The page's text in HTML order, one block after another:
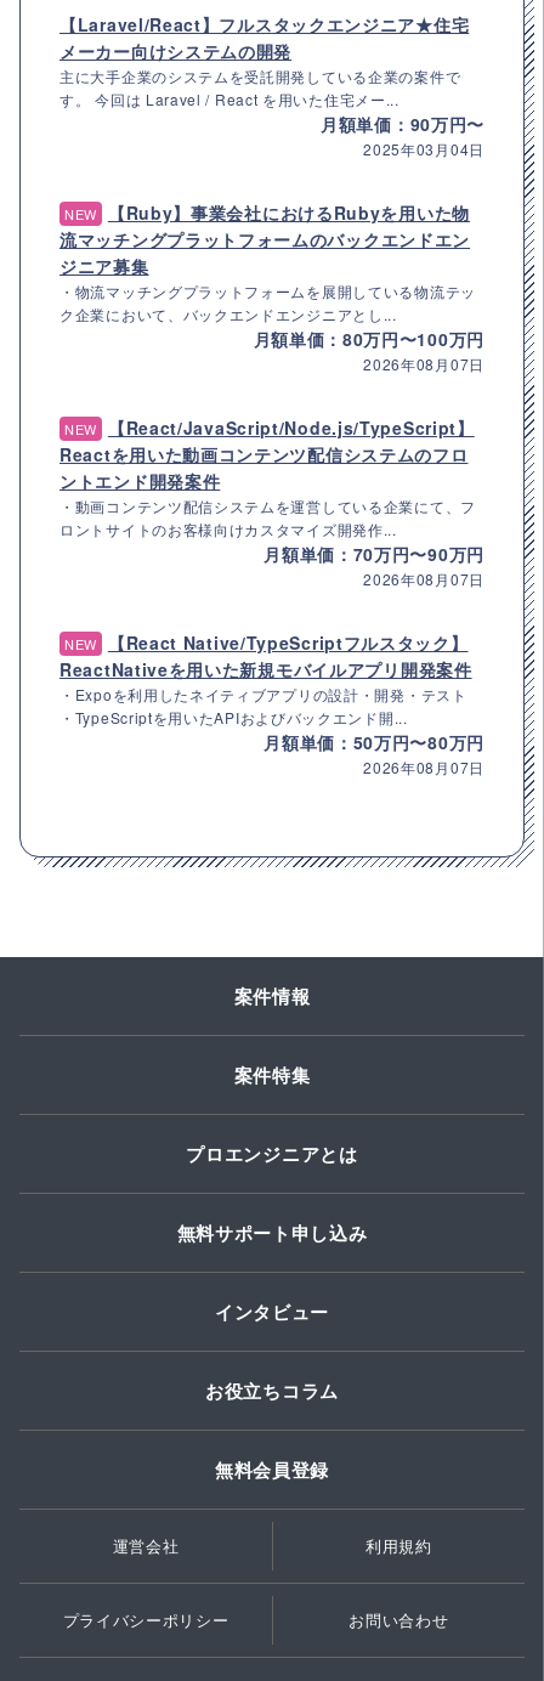
【Laravel/React】フルスタックエンジニア★住宅
メーカー向けシステムの開発
主に大手企業のシステムを受託開発している企業の案件で
す。 今回は Laravel / React を用いた住宅メー...
月額単価：90万円〜
2025年03月04日
NEW
【Ruby】事業会社におけるRubyを用いた物
流マッチングプラットフォームのバックエンドエン
ジニア募集
・物流マッチングプラットフォームを展開している物流テッ
ク企業において、バックエンドエンジニアとし...
月額単価：80万円〜100万円
2026年08月07日
NEW
【React/JavaScript/Node.js/TypeScript】
Reactを用いた動画コンテンツ配信システムのフロ
ントエンド開発案件
・動画コンテンツ配信システムを運営している企業にて、フ
ロントサイトのお客様向けカスタマイズ開発作...
月額単価：70万円〜90万円
2026年08月07日
NEW
【React Native/TypeScriptフルスタック】
ReactNativeを用いた新規モバイルアプリ開発案件
・Expoを利用したネイティブアプリの設計・開発・テスト
・TypeScriptを用いたAPIおよびバックエンド開...
月額単価：50万円〜80万円
2026年08月07日
案件情報
案件特集
プロエンジニアとは
無料サポート申し込み
インタビュー
お役立ちコラム
無料会員登録
運営会社 利用規約
プライバシーポリシー お問い合わせ